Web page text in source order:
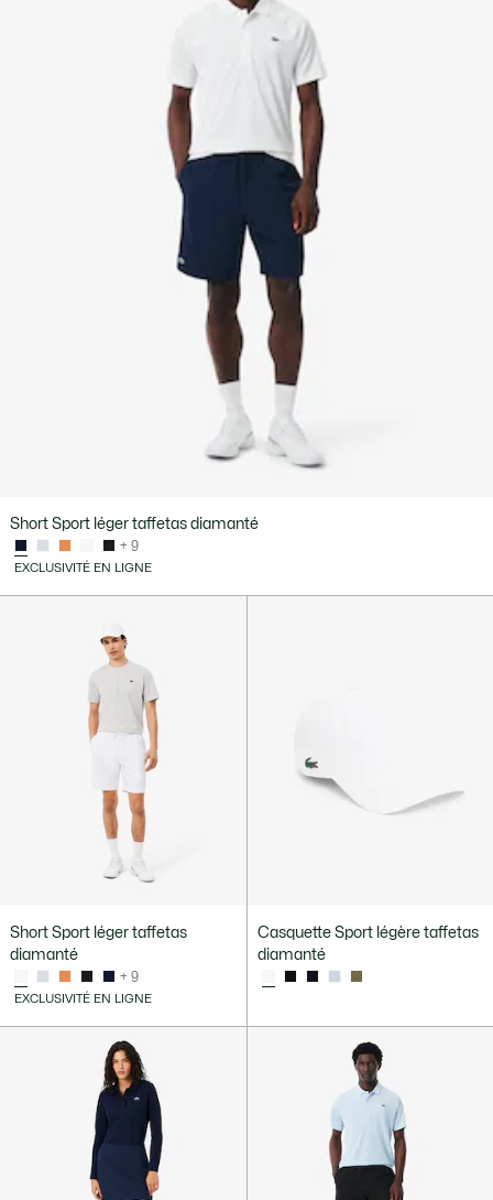
Short Sport léger taffetas diamanté
+ 9
EXCLUSIVITÉ EN LIGNE
Short Sport léger taffetas
diamanté
+ 9
EXCLUSIVITÉ EN LIGNE
Casquette Sport légère taffetas
diamanté